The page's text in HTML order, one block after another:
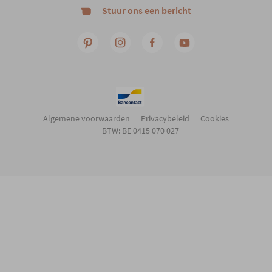
Stuur ons een bericht
Algemene voorwaarden Privacybeleid
Cookies
BTW: BE 0415 070 027